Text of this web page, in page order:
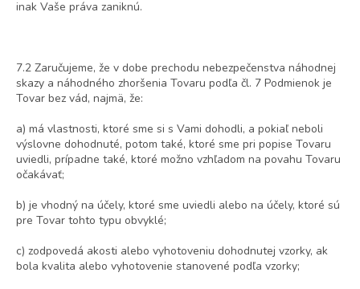
inak Vaše práva zaniknú.
7.2 Zaručujeme, že v dobe prechodu nebezpečenstva náhodnej
skazy a náhodného zhoršenia Tovaru podľa čl. 7 Podmienok je
Tovar bez vád, najmä, že:
a) má vlastnosti, ktoré sme si s Vami dohodli, a pokiaľ neboli
výslovne dohodnuté, potom také, ktoré sme pri popise Tovaru
uviedli, prípadne také, ktoré možno vzhľadom na povahu Tovaru
očakávať;
b) je vhodný na účely, ktoré sme uviedli alebo na účely, ktoré sú
pre Tovar tohto typu obvyklé;
c) zodpovedá akosti alebo vyhotoveniu dohodnutej vzorky, ak
bola kvalita alebo vyhotovenie stanovené podľa vzorky;